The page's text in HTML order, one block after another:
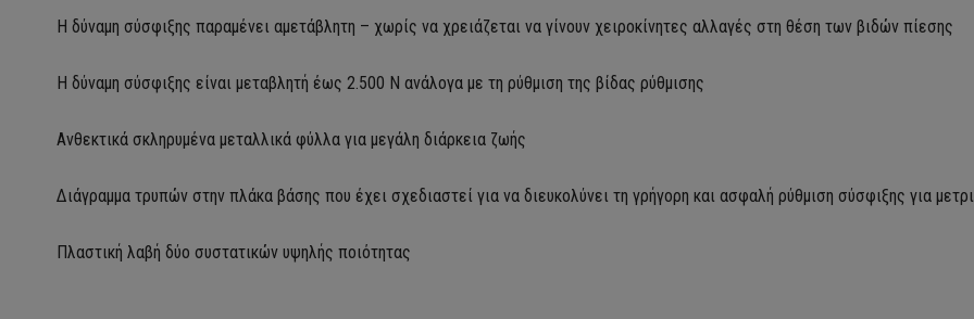
Η δύναμη σύσφιξης παραμένει αμετάβλητη – χωρίς να χρειάζεται να γίνουν χειροκίνητες αλλαγές στη θέση των βιδών πίεσης
Η δύναμη σύσφιξης είναι μεταβλητή έως 2.500 N ανάλογα με τη ρύθμιση της βίδας ρύθμισης
Ανθεκτικά σκληρυμένα μεταλλικά φύλλα για μεγάλη διάρκεια ζωής
Διάγραμμα τρυπών στην πλάκα βάσης που έχει σχεδιαστεί για να διευκολύνει τη γρήγορη και ασφαλή ρύθμιση σύσφιξης για
Πλαστική λαβή δύο συστατικών υψηλής ποιότητας